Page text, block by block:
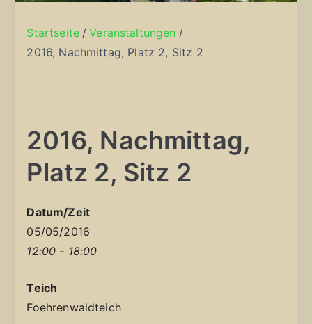
Startseite
Veranstaltungen
2016, Nachmittag, Platz 2, Sitz 2
2016, Nachmittag,
Platz 2, Sitz 2
Datum/Zeit
05/05/2016
12:00 - 18:00
Teich
Foehrenwaldteich